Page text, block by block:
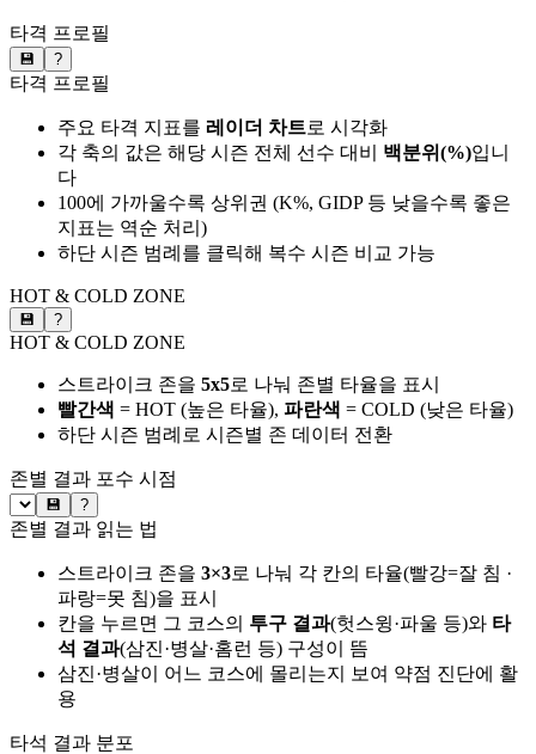
타격 프로필
💾 ?
타격 프로필
주요 타격 지표를 레이더 차트로 시각화
각 축의 값은 해당 시즌 전체 선수 대비 백분위(%)입니
다
100에 가까울수록 상위권 (K%, GIDP 등 낮을수록 좋은
지표는 역순 처리)
하단 시즌 범례를 클릭해 복수 시즌 비교 가능
HOT & COLD ZONE
💾 ?
HOT & COLD ZONE
스트라이크 존을 5x5로 나눠 존별 타율을 표시
빨간색 = HOT (높은 타율), 파란색 = COLD (낮은 타율)
하단 시즌 범례로 시즌별 존 데이터 전환
존별 결과 포수 시점
💾 ?
존별 결과 읽는 법
스트라이크 존을 3×3로 나눠 각 칸의 타율(빨강=잘 침 ·
파랑=못 침)을 표시
칸을 누르면 그 코스의 투구 결과(헛스윙·파울 등)와 타
석 결과(삼진·병살·홈런 등) 구성이 뜸
삼진·병살이 어느 코스에 몰리는지 보여 약점 진단에 활
용
타석 결과 분포